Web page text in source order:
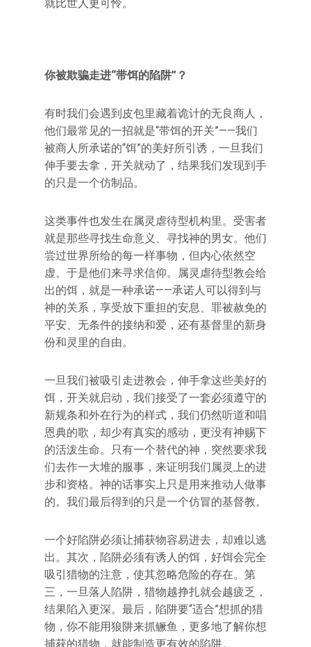
就比世人更可怜。
你被欺骗走进“带饵的陷阱”？
有时我们会遇到皮包里藏着诡计的无良商人，
他们最常见的一招就是“带饵的开关”——我们
被商人所承诺的“饵”的美好所引诱，一旦我们
伸手要去拿，开关就动了，结果我们发现到手
的只是一个仿制品。
这类事件也发生在属灵虐待型机构里。受害者
就是那些寻找生命意义、寻找神的男女。他们
尝过世界所给的每一样事物，但内心依然空
虚。于是他们来寻求信仰。属灵虐待型教会给
出的饵，就是一种承诺——承诺人可以得到与
神的关系，享受放下重担的安息、罪被赦免的
平安、无条件的接纳和爱，还有基督里的新身
份和灵里的自由。
一旦我们被吸引走进教会，伸手拿这些美好的
饵，开关就启动，我们接受了一套必须遵守的
新规条和外在行为的样式，我们仍然听道和唱
恩典的歌，却少有真实的感动，更没有神赐下
的活泼生命。只有一个替代的神，突然要求我
们去作一大堆的服事，来证明我们属灵上的进
步和资格。神的话事实上只是用来推动人做事
的。我们最后得到的只是一个仿冒的基督教。
一个好陷阱必须让捕获物容易进去，却难以逃
出。其次，陷阱必须有诱人的饵，好饵会完全
吸引猎物的注意，使其忽略危险的存在。第
三，一旦落人陷阱，猎物越挣扎就会越疲乏，
结果陷入更深。最后，陷阱要“适合”想抓的猎
物，你不能用狼阱来抓鳜鱼，更多地了解你想
捕获的猎物，就能制造更有效的陷阱。